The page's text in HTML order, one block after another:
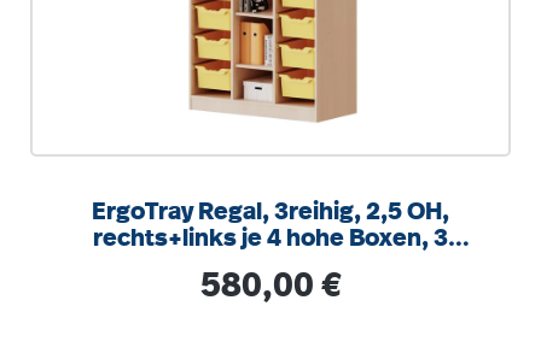
ErgoTray Regal, 3reihig, 2,5 OH,
rechts+links je 4 hohe Boxen, 3
B/H/T104,5x100x40cm
Regulärer Preis:
580,00 €